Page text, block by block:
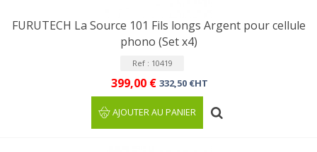
FURUTECH La Source 101 Fils longs Argent pour cellule
phono (Set x4)
Ref : 10419
399,00 € 332,50 €HT
AJOUTER AU PANIER